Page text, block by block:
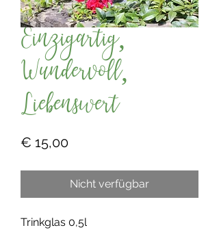
Einzigartig,
Wundervoll,
Liebenswert
€ 15,00Preis
Nicht verfügbar
Trinkglas 0,5l